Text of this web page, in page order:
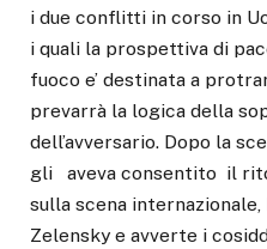
i due conflitti in corso in
i quali la prospettiva di
fuoco e’ destinata a
prevarrà la logica della
dell’avversario. Dopo la
gli aveva consentito il
sulla scena
Zelensky e avverte i